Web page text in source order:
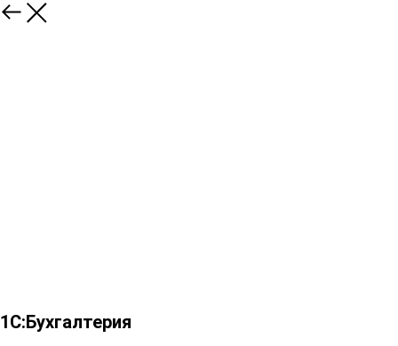
1С:Бухгалтерия